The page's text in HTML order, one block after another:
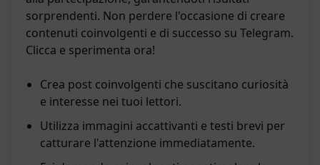
sorprendenti. Non perdere l'occasione di creare
contenuti coinvolgenti e di successo su Telegram.
Clicca e sperimenta ora!
Crea post coinvolgenti che suscitano curiosità
e interesse nei tuoi lettori.
Utilizza immagini accattivanti e testi brevi per
catturare l'attenzione immediatamente.